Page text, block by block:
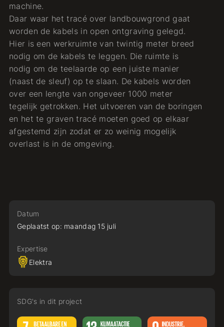
machine.
Daar waar het tracé over landbouwgrond gaat
worden de kabels in open ontgraving gelegd.
Hier is een werkruimte van twintig meter breed
nodig om de kabels te leggen. Die ruimte is
nodig om de teelaarde op een juiste manier
(naast de sleuf) op te slaan. De kabels worden
over een lengte van ongeveer 1000 meter
tegelijk getrokken. Het uitvoeren van de boringen
en het te graven tracé moeten goed op elkaar
afgestemd zijn zodat er zo weinig mogelijk
overlast is in de omgeving.
Datum
Geplaatst op: maandag 15 juli
Expertise
Elektra
SDG's in dit project